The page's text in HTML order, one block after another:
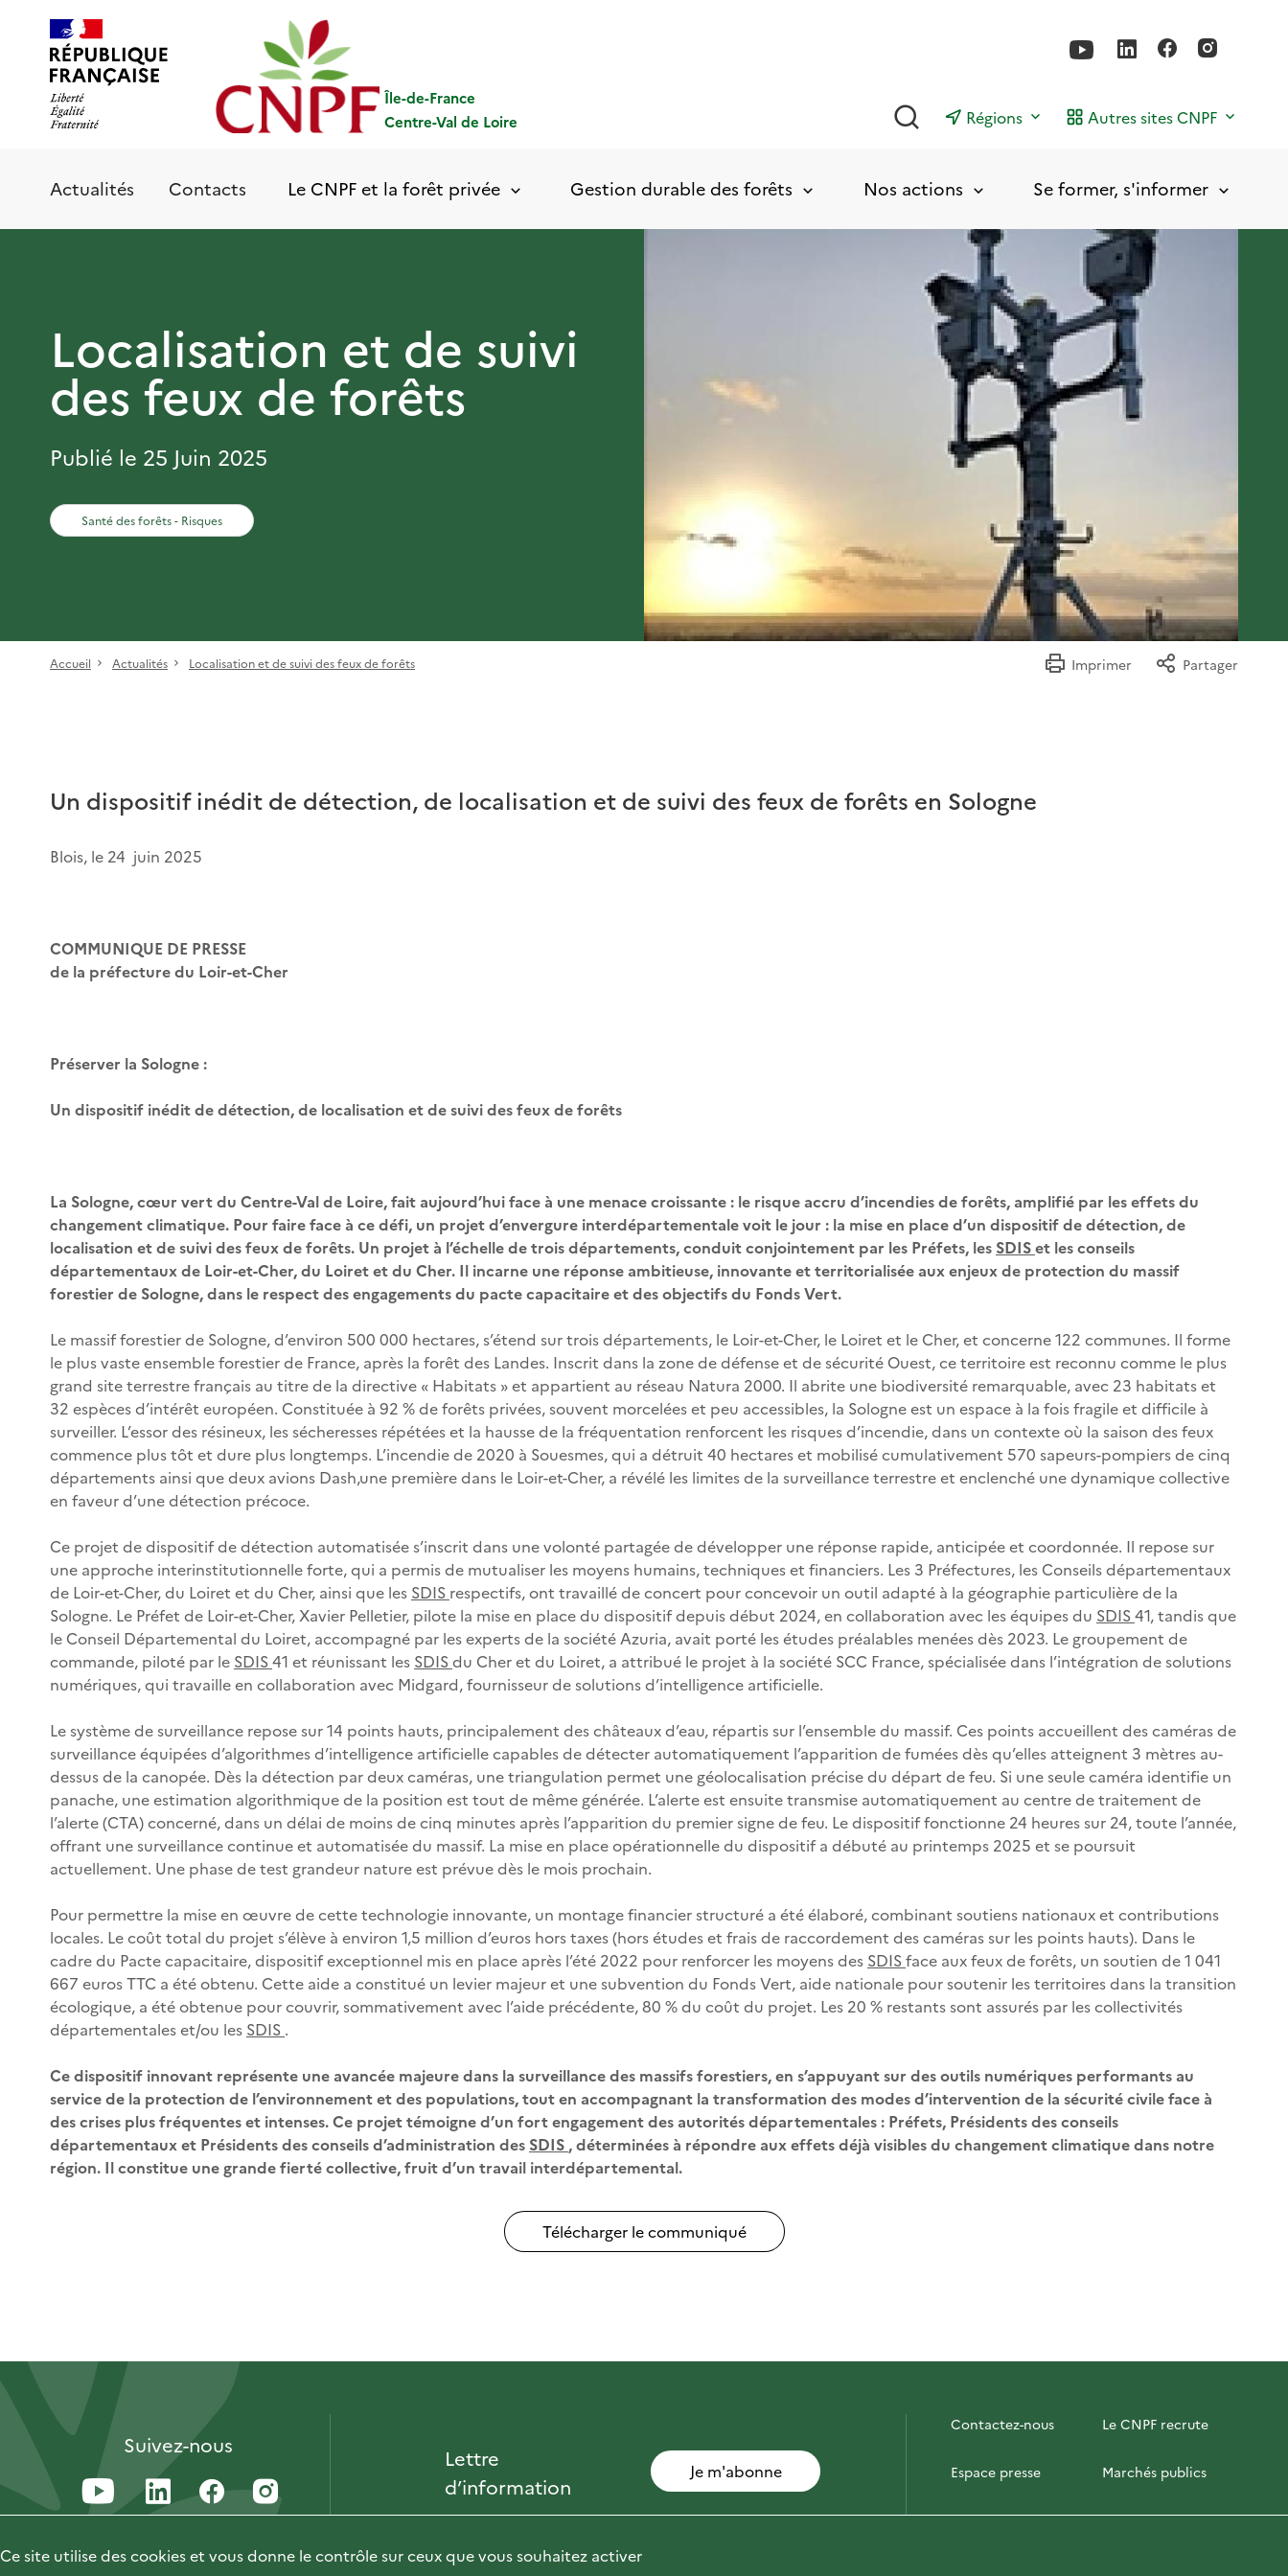
contenu
principal
Île-de-France
Centre-Val de Loire
Rechercher
Régions Autres sites CNPF
Actualités Contacts Le CNPF et la forêt privée Gestion durable des forêts Nos actions Se former, s'informer
Localisation et de suivi
des feux de forêts
Publié le 25 Juin 2025
Santé des forêts - Risques
Accueil Actualités Localisation et de suivi des feux de forêts Imprimer Partager
Un dispositif inédit de détection, de localisation et de suivi des feux de forêts en Sologne
Blois, le 24 juin 2025
COMMUNIQUE DE PRESSE
de la préfecture du Loir-et-Cher
Préserver la Sologne :
Un dispositif inédit de détection, de localisation et de suivi des feux de forêts
La Sologne, cœur vert du Centre-Val de Loire, fait aujourd’hui face à une menace croissante : le risque accru d’incendies de forêts, amplifié par les effets du
changement climatique. Pour faire face à ce défi, un projet d’envergure interdépartementale voit le jour : la mise en place d’un dispositif de détection, de
localisation et de suivi des feux de forêts. Un projet à l’échelle de trois départements, conduit conjointement par les Préfets, les SDISet les conseils
départementaux de Loir-et-Cher, du Loiret et du Cher. Il incarne une réponse ambitieuse, innovante et territorialisée aux enjeux de protection du massif
forestier de Sologne, dans le respect des engagements du pacte capacitaire et des objectifs du Fonds Vert.
Le massif forestier de Sologne, d’environ 500 000 hectares, s’étend sur trois départements, le Loir-et-Cher, le Loiret et le Cher, et concerne 122 communes. Il forme
le plus vaste ensemble forestier de France, après la forêt des Landes. Inscrit dans la zone de défense et de sécurité Ouest, ce territoire est reconnu comme le plus
grand site terrestre français au titre de la directive « Habitats » et appartient au réseau Natura 2000. Il abrite une biodiversité remarquable, avec 23 habitats et
32 espèces d’intérêt européen. Constituée à 92 % de forêts privées, souvent morcelées et peu accessibles, la Sologne est un espace à la fois fragile et difficile à
surveiller. L’essor des résineux, les sécheresses répétées et la hausse de la fréquentation renforcent les risques d’incendie, dans un contexte où la saison des feux
commence plus tôt et dure plus longtemps. L’incendie de 2020 à Souesmes, qui a détruit 40 hectares et mobilisé cumulativement 570 sapeurs-pompiers de cinq
départements ainsi que deux avions Dash,une première dans le Loir-et-Cher, a révélé les limites de la surveillance terrestre et enclenché une dynamique collective
en faveur d’une détection précoce.
Ce projet de dispositif de détection automatisée s’inscrit dans une volonté partagée de développer une réponse rapide, anticipée et coordonnée. Il repose sur
une approche interinstitutionnelle forte, qui a permis de mutualiser les moyens humains, techniques et financiers. Les 3 Préfectures, les Conseils départementaux
de Loir-et-Cher, du Loiret et du Cher, ainsi que les SDIS respectifs, ont travaillé de concert pour concevoir un outil adapté à la géographie particulière de la
Sologne. Le Préfet de Loir-et-Cher, Xavier Pelletier, pilote la mise en place du dispositif depuis début 2024, en collaboration avec les équipes du SDIS41, tandis que
le Conseil Départemental du Loiret, accompagné par les experts de la société Azuria, avait porté les études préalables menées dès 2023. Le groupement de
commande, piloté par le SDIS41 et réunissant les SDISdu Cher et du Loiret, a attribué le projet à la société SCC France, spécialisée dans l’intégration de solutions
numériques, qui travaille en collaboration avec Midgard, fournisseur de solutions d’intelligence artificielle.
Le système de surveillance repose sur 14 points hauts, principalement des châteaux d’eau, répartis sur l’ensemble du massif. Ces points accueillent des caméras de
surveillance équipées d’algorithmes d’intelligence artificielle capables de détecter automatiquement l’apparition de fumées dès qu’elles atteignent 3 mètres au-
dessus de la canopée. Dès la détection par deux caméras, une triangulation permet une géolocalisation précise du départ de feu. Si une seule caméra identifie un
panache, une estimation algorithmique de la position est tout de même générée. L’alerte est ensuite transmise automatiquement au centre de traitement de
l’alerte (CTA) concerné, dans un délai de moins de cinq minutes après l’apparition du premier signe de feu. Le dispositif fonctionne 24 heures sur 24, toute l’année,
offrant une surveillance continue et automatisée du massif. La mise en place opérationnelle du dispositif a débuté au printemps 2025 et se poursuit
actuellement. Une phase de test grandeur nature est prévue dès le mois prochain.
Pour permettre la mise en œuvre de cette technologie innovante, un montage financier structuré a été élaboré, combinant soutiens nationaux et contributions
locales. Le coût total du projet s’élève à environ 1,5 million d’euros hors taxes (hors études et frais de raccordement des caméras sur les points hauts). Dans le
cadre du Pacte capacitaire, dispositif exceptionnel mis en place après l’été 2022 pour renforcer les moyens des SDISface aux feux de forêts, un soutien de 1 041
667 euros TTC a été obtenu. Cette aide a constitué un levier majeur et une subvention du Fonds Vert, aide nationale pour soutenir les territoires dans la transition
écologique, a été obtenue pour couvrir, sommativement avec l’aide précédente, 80 % du coût du projet. Les 20 % restants sont assurés par les collectivités
départementales et/ou les SDIS .
Ce dispositif innovant représente une avancée majeure dans la surveillance des massifs forestiers, en s’appuyant sur des outils numériques performants au
service de la protection de l’environnement et des populations, tout en accompagnant la transformation des modes d’intervention de la sécurité civile face à
des crises plus fréquentes et intenses. Ce projet témoigne d’un fort engagement des autorités départementales : Préfets, Présidents des conseils
départementaux et Présidents des conseils d’administration des SDIS , déterminées à répondre aux effets déjà visibles du changement climatique dans notre
région. Il constitue une grande fierté collective, fruit d’un travail interdépartemental.
Télécharger le communiqué
Suivez-nous
Lettre
d’information
Je m'abonne
Contactez-nous Le CNPF recrute
Espace presse Marchés publics
PhotoFor Briefly in English
Ce site utilise des cookies et vous donne le contrôle sur ceux que vous souhaitez activer